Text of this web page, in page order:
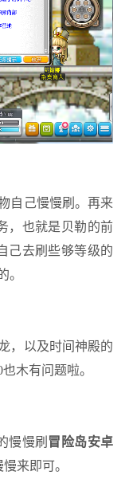
自己慢慢刷。再来
，也就是贝勒的前
己去刷些够等级的
。
，以及时间神殿的
木有问题啦。
慢慢刷 冒险岛安卓
来即可。